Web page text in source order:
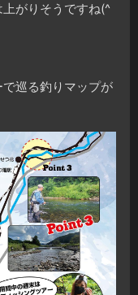
がりそうですね(^
巡る釣りマップが